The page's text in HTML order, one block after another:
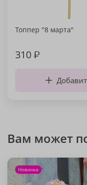
Топпер "8 марта"
310₽
Вам может
Новинка